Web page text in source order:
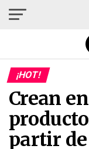
¡HOT!
Crean
partir